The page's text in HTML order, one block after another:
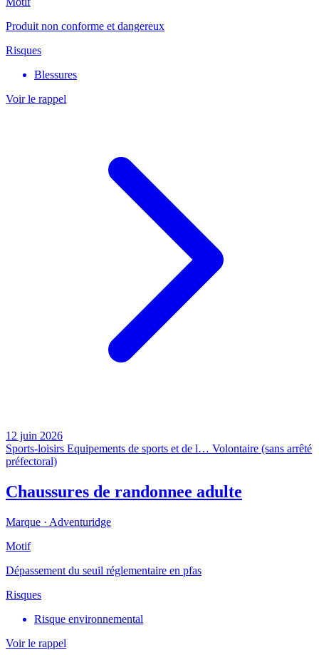
Produit non conforme et dangereux
Risques
Blessures
Voir le rappel
12 juin 2026
Sports-loisirs Equipements de sports et de l… Volontaire (sans arrêté
préfectoral)
Chaussures de randonnee adulte
Marque · Adventuridge
Motif
Dépassement du seuil réglementaire en pfas
Risques
Risque environnemental
Voir le rappel